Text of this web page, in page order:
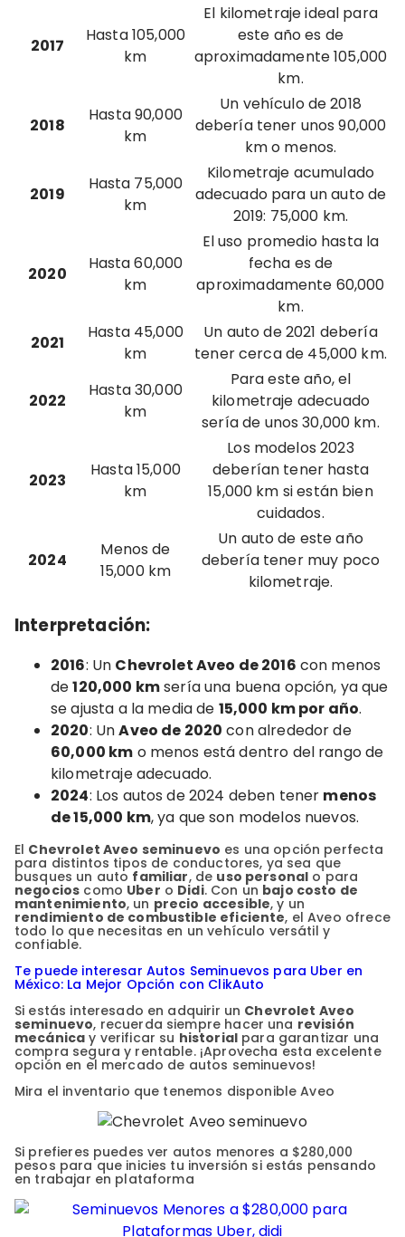
2017
Hasta 105,000
km
El kilometraje ideal para
este año es de
aproximadamente 105,000
km.
2018
Hasta 90,000
km
Un vehículo de 2018
debería tener unos 90,000
km o menos.
2019
Hasta 75,000
km
Kilometraje acumulado
adecuado para un auto de
2019: 75,000 km.
2020
Hasta 60,000
km
El uso promedio hasta la
fecha es de
aproximadamente 60,000
km.
2021
Hasta 45,000
km
Un auto de 2021 debería
tener cerca de 45,000 km.
2022
Hasta 30,000
km
Para este año, el
kilometraje adecuado
sería de unos 30,000 km.
2023
Hasta 15,000
km
Los modelos 2023
deberían tener hasta
15,000 km si están bien
cuidados.
2024
Menos de
15,000 km
Un auto de este año
debería tener muy poco
kilometraje.
Interpretación:
2016: Un Chevrolet Aveo de 2016 con menos
de120,000 kmsería una buena opción, ya que
se ajusta a la media de 15,000 km por año.
2020: UnAveo de 2020 con alrededor de
60,000 km o menos está dentro del rango de
kilometraje adecuado.
2024: Los autos de 2024 deben tener menos
de 15,000 km, ya que son modelos nuevos.
El Chevrolet Aveo seminuevo es una opción perfecta
para distintos tipos de conductores, ya sea que
busques un auto familiar, de uso personal o para
negocios como Uber o Didi. Con un bajo costo de
mantenimiento, un precio accesible, y un
rendimiento de combustible eficiente, el Aveo ofrece
todo lo que necesitas en un vehículo versátil y
confiable.
Te puede interesar Autos Seminuevos para Uber en
México: La Mejor Opción con ClikAuto
Si estás interesado en adquirir un Chevrolet Aveo
seminuevo, recuerda siempre hacer una revisión
mecánica y verificar su historialpara garantizar una
compra segura y rentable. ¡Aprovecha esta excelente
opción en el mercado de autos seminuevos!
Mira el inventario que tenemos disponible Aveo
Si prefieres puedes ver autos menores a $280,000
pesos para que inicies tu inversión si estás pensando
en trabajar en plataforma